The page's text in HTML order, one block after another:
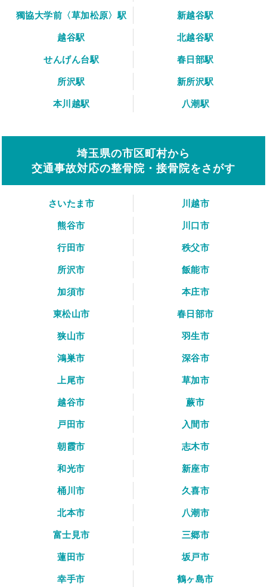
獨協大学前〈草加松原〉駅
新越谷駅
越谷駅
北越谷駅
せんげん台駅
春日部駅
所沢駅
新所沢駅
本川越駅
八潮駅
埼玉県の市区町村から
交通事故対応の整骨院・接骨院をさがす
さいたま市
川越市
熊谷市
川口市
行田市
秩父市
所沢市
飯能市
加須市
本庄市
東松山市
春日部市
狭山市
羽生市
鴻巣市
深谷市
上尾市
草加市
越谷市
蕨市
戸田市
入間市
朝霞市
志木市
和光市
新座市
桶川市
久喜市
北本市
八潮市
富士見市
三郷市
蓮田市
坂戸市
幸手市
鶴ヶ島市